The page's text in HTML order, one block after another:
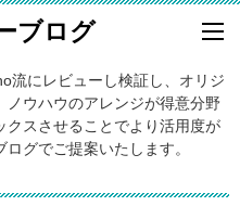
ブログ
流にレビューし検証し、オリジ
ウハウのアレンジが得意分野
クスさせることでより活用度が
グでご提案いたします。